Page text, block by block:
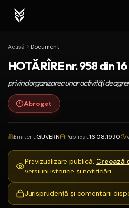
Acasă Document
HOTĂRÎRE nr. 958 din
privind organizarea unor activităţi de
Abrogat
Emitent:GUVERN Publicat:16.08.1990
Previzualizare publică. Creează
versiuni istorice și notificări.
Jurisprudență și comentarii